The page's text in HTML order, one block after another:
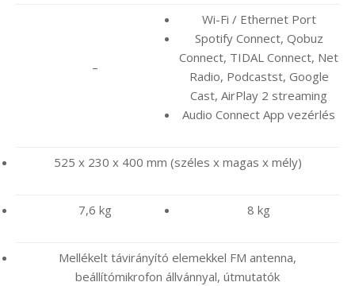
–
Wi-Fi / Ethernet Port
Spotify Connect, Qobuz
Connect, TIDAL Connect, Net
Radio, Podcastst, Google
Cast, AirPlay 2 streaming
Audio Connect App vezérlés
525 x 230 x 400 mm (széles x magas x mély)
7,6 kg 8 kg
Mellékelt távirányító elemekkel FM antenna,
beállítómikrofon állvánnyal, útmutatók